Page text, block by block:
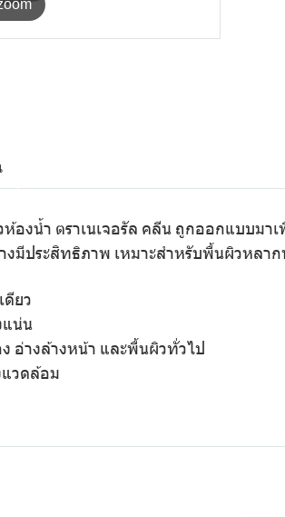
น้ำ ตราเนเจอรัล คลีน ถูกออกแบบมา
งมีประสิทธิภาพ เหมาะสำหรับพื้นผิวหลา
ยว
แน่น
อ่างล้างหน้า และพื้นผิวทั่วไป
วดล้อม